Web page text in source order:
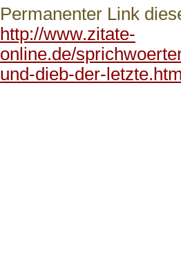
Permanenter Link
http://www.zitate-
online.de/
und-dieb-der-